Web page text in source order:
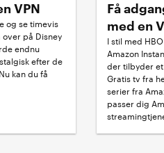
VPN
og se timevis
over på Disney
endnu
efter de
kan du få
Få
med en
I stil med
Amazon
der tilbyder
Gratis tv fra
serier fra
passer dig